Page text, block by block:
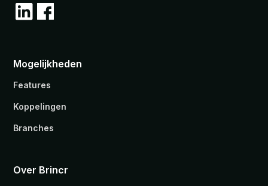
Mogelijkheden
Features
Koppelingen
Branches
Over Brincr